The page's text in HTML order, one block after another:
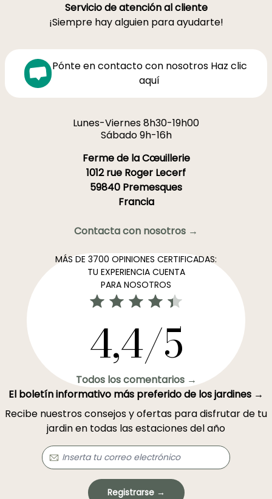
Servicio de atención al cliente
¡Siempre hay alguien para ayudarte!
Pónte en contacto con nosotros Haz clic
aquí
Lunes-Viernes 8h30-19h00
Sábado 9h-16h
Ferme de la Cœuillerie
1012 rue Roger Lecerf
59840 Premesques
Francia
Contacta con nosotros →
MÁS DE 3700 OPINIONES CERTIFICADAS:
TU EXPERIENCIA CUENTA
PARA NOSOTROS
4,4/5
Todos los comentarios →
El boletín informativo más preferido de los jardines →
Recibe nuestros consejos y ofertas para disfrutar de tu
jardin en todas las estaciones del año
Registrarse →